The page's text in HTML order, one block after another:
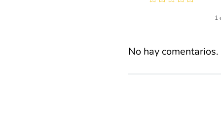
promedio
1
No hay comentarios.